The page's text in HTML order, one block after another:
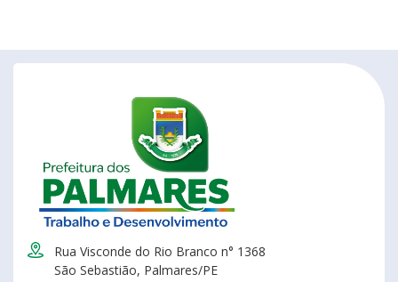
Rua Visconde do Rio Branco n° 1368
São Sebastião, Palmares/PE